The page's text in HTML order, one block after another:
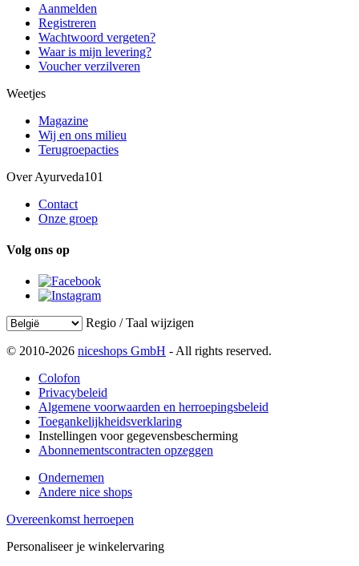
Aanmelden
Registreren
Wachtwoord vergeten?
Waar is mijn levering?
Voucher verzilveren
Weetjes
Magazine
Wij en ons milieu
Terugroepacties
Over Ayurveda101
Contact
Onze groep
Volg ons op
Regio / Taal wijzigen
© 2010-2026 niceshops GmbH - All rights reserved.
Colofon
Privacybeleid
Algemene voorwaarden en herroepingsbeleid
Toegankelijkheidsverklaring
Instellingen voor gegevensbescherming
Abonnementscontracten opzeggen
Ondernemen
Andere nice shops
Overeenkomst herroepen
Personaliseer je winkelervaring